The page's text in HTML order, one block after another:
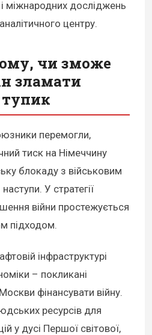
і міжнародних досліджень
центру.
чи зможе
зламати
перемогли,
тиск на Німеччину
блокаду з військовим
У стратегії
війни простежується
підходом.
інфраструктурі
– покликані
фінансувати війну.
ресурсів для
у дусі Першої світової,